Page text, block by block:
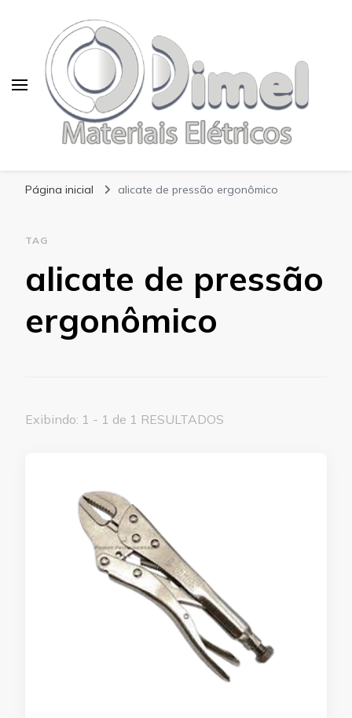
Página inicial alicate de pressão ergonômico
TAG
alicate de pressão
ergonômico
Exibindo: 1 - 1 de 1 RESULTADOS